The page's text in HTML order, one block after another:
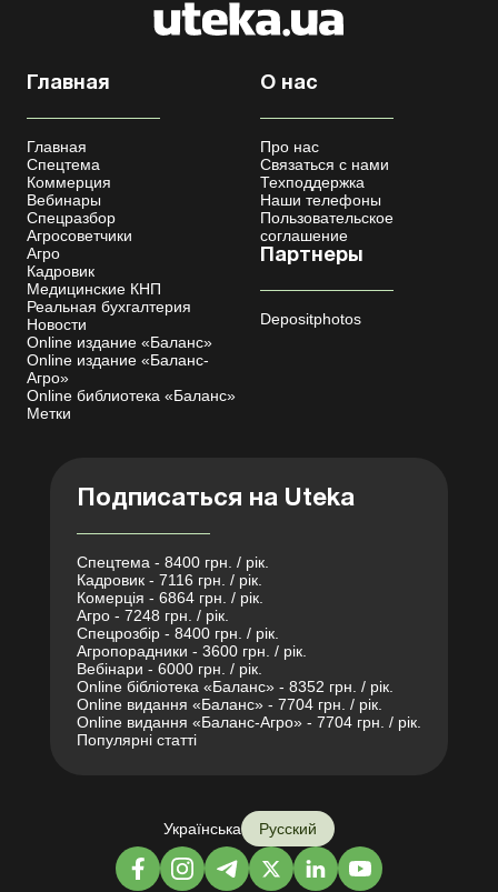
Главная
Главная
Спецтема
Коммерция
Вебинары
Спецразбор
Агросоветчики
Агро
Кадровик
Медицинские КНП
Реальная бухгалтерия
Новости
Online издание «Баланс»
Online издание «Баланс-
Агро»
Online библиотека «Баланс»
Метки
О нас
Про нас
Связаться с нами
Техподдержка
Наши телефоны
Пользовательское
соглашение
Партнеры
Depositphotos
Подписаться на Uteka
Спецтема - 8400 грн. / рік.
Кадровик - 7116 грн. / рік.
Комерція - 6864 грн. / рік.
Агро - 7248 грн. / рік.
Спецрозбір - 8400 грн. / рік.
Агропорадники - 3600 грн. / рік.
Вебінари - 6000 грн. / рік.
Online бібліотека «Баланс» - 8352 грн. / рік.
Online видання «Баланс» - 7704 грн. / рік.
Online видання «Баланс-Агро» - 7704 грн. / рік.
Популярні статті
Українська Русский